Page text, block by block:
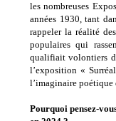
les nombreuses
années 1930, tant
rappeler la réalité
populaires qui
qualifiait volontiers
l’exposition «
l’imaginaire poétique
Pourquoi pensez-